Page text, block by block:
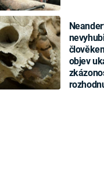
objev